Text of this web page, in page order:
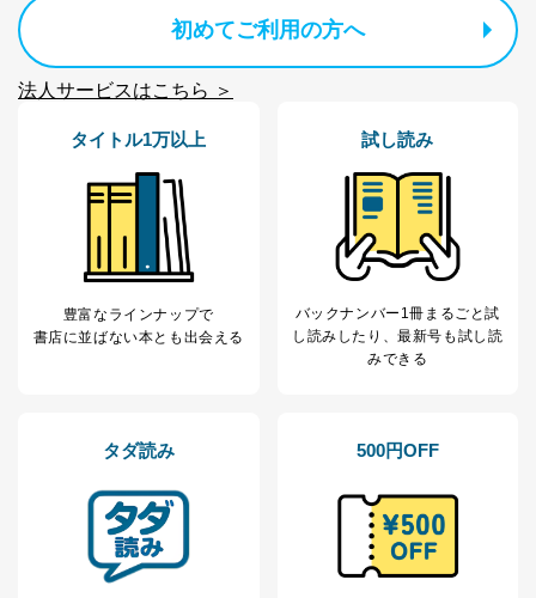
当社が取り扱う開示対象個人情報の利用目的は次のとお
No
個人情報の種類
当社の定期購読サ
ービス等をご利用
の方の個人情報
商品代金回収のため
ｅメール等による商品、サービ
ス、キャンペーン等の広告の案内
個人が特定できない形で取得した
閲覧履歴や購買履歴等の情報を分
析して、趣味・嗜好に
広告のため
当社にお問合わせ
お問い合わせ対応、トラブル対
処、オペレーター教育など応対品
Aサービス利用者
ｅメール等によるカスタマーQ＆A
ｅメール等による商品、サービ
ス、キャンペーン等の広告に関す
採用応募者の方の
初めてご利用の方へ
法人サービスはこちら ＞
タイトル1万以上
豊富なラインナップで
書店に並ばない本とも出会える
試し読み
バックナンバー1冊まるごと試
し読み したり、最新号も試し読
みできる
タダ読み 500円OFF